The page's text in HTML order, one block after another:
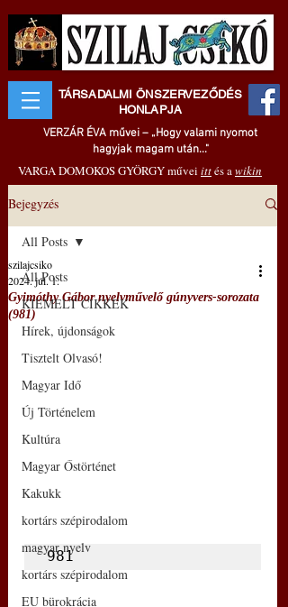
TÁRSADALMI ÖNSZERVEZŐDÉS
HONLAPJA
VERZÁR ÉVA művei – „Hogy valami nyomot
hagyjak magam után..."
VARGA DOMOKOS GYÖRGY művei ittés awikin
Bejegyzés
All Posts
KIEMELT CIKKEK
Hírek, újdonságok
Tisztelt Olvasó!
Magyar Idő
Új Történelem
Kultúra
Magyar Őstörténet
Kakukk
kortárs szépirodalom
magyar nyelv
kortárs szépirodalom
EU bürokrácia
All Posts
Gyimóthy Gábor nyelvművelő gúnyvers-sorozata
(981)
szilajcsiko
2024. júl. 1.
981